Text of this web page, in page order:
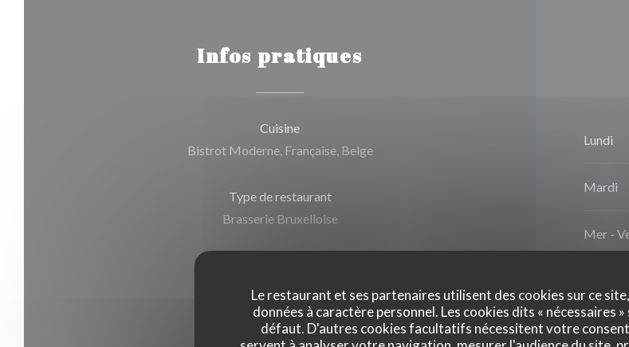
Le restaurant et ses partenaires utilisent des cookies sur ce
données à caractère personnel. Les cookies dits « nécessaires
défaut. D'autres cookies facultatifs nécessitent votre
Infos pratiques
Cuisine
Bistrot Moderne, Française, Belge
Type de restaurant
Brasserie Bruxelloise
Traiteur, Service en salle
Moyens de paiement
Lundi
Mardi
Mer -